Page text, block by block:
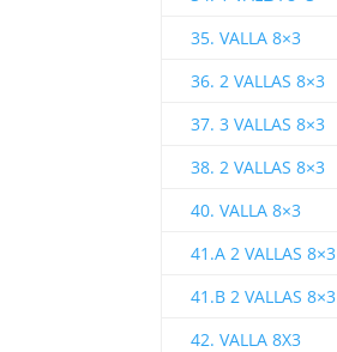
35. VALLA 8×3
36. 2 VALLAS 8×3
37. 3 VALLAS 8×3
38. 2 VALLAS 8×3
40. VALLA 8×3
41.A 2 VALLAS 8×3
41.B 2 VALLAS 8×3
42. VALLA 8X3